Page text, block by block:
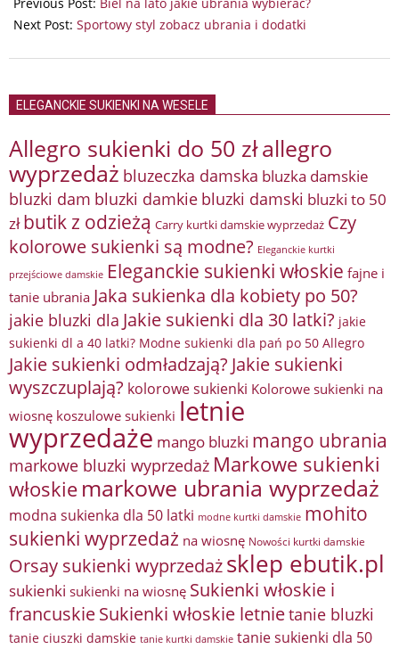
15
Next Post: Sportowy styl zobacz ubrania i dodatki
ELEGANCKIE SUKIENKI NA WESELE
Allegro sukienki do 50 złallegro
wyprzedaż bluzeczka damska bluzka damskie
bluzki dam bluzki damkie bluzki damski bluzki to 50
zł butik z odzieżą Carry kurtki damskie wyprzedaż Czy
kolorowe sukienki są modne? Eleganckie kurtki
przejściowe damskie Eleganckie sukienki włoskie fajne i
tanie ubrania Jaka sukienka dla kobiety po 50?
jakie bluzki dla Jakie sukienki dla 30 latki? jakie
sukienki dl a 40 latki? Modne sukienki dla pań po 50 Allegro
Jakie sukienki odmładzają? Jakie sukienki
wyszczuplają? kolorowe sukienki Kolorowe sukienki na
wiosnę koszulowe sukienki letnie
wyprzedaże mango bluzki mango ubrania
markowe bluzki wyprzedaż Markowe sukienki
włoskie markowe ubrania wyprzedaż
modna sukienka dla 50 latki modne kurtki damskie mohito
sukienki wyprzedaż na wiosnę Nowości kurtki damskie
Orsay sukienki wyprzedażsklep ebutik.pl
sukienki sukienki na wiosnę Sukienki włoskie i
francuskieSukienki włoskie letnietanie bluzki
tanie ciuszki damskie tanie kurtki damskie tanie sukienki dla 50